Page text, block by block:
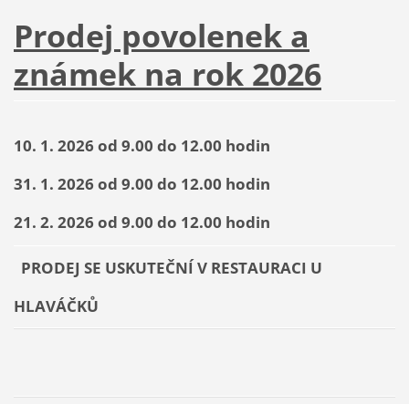
Prodej povolenek a
známek na rok 2026
10. 1. 2026 od 9.00 do 12.00 hodin
31. 1. 2026 od 9.00 do 12.00 hodin
21. 2. 2026 od 9.00 do 12.00 hodin
PRODEJ SE USKUTEČNÍ V RESTAURACI U
HLAVÁČKŮ